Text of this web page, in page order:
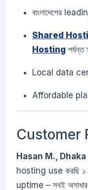
বাংলাদেশের
Shared
Hosting
Local data
Affordable
Customer
Hasan M., Dhaka
hosting use করছি
uptime – সবই